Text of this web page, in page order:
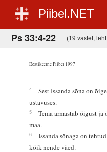
Piibel.NET
Ps 33:4-22 (19 vastet,
Eestikeelne Piibel 1997
4
Sest Issanda sõna on
ustavuses.
5
Tema armastab õigust ja
maa.
6
Issanda sõnaga on
kõik nende väed.